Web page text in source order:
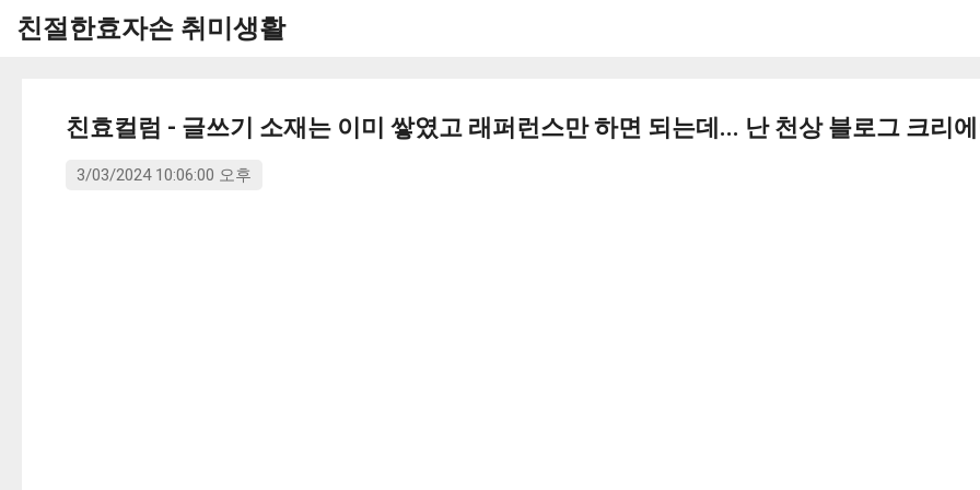
친절한효자손 취미생활
친효컬럼 - 글쓰기 소재는 이미 쌓였고 래퍼런스만 하면 되는데... 난 천상 블로그 크리
3/03/2024 10:06:00 오후